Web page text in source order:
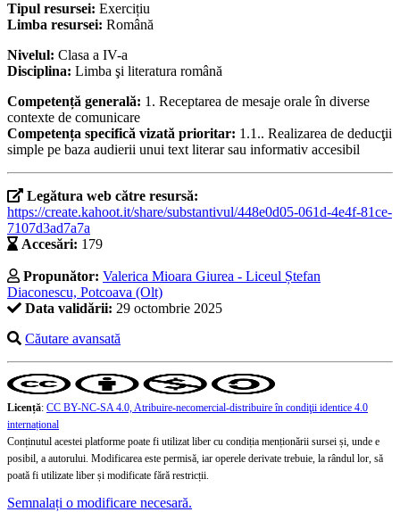
Tipul resursei: Exercițiu
Limba resursei: Română
Nivelul: Clasa a IV-a
Disciplina: Limba şi literatura română
Competență generală: 1. Receptarea de mesaje orale în diverse
contexte de comunicare
Competența specifică vizată prioritar: 1.1.. Realizarea de deducţii
simple pe baza audierii unui text literar sau informativ accesibil
Legătura web către resursă:
https://create.kahoot.it/share/substantivul/448e0d05-061d-4e4f-81ce-
7107d3ad7a7a
Accesări: 179
Propunător: Valerica Mioara Giurea - Liceul Ștefan
Diaconescu, Potcoava (Olt)
Data validării: 29 octombrie 2025
Căutare avansată
Licență: CC BY-NC-SA 4.0, Atribuire-necomercial-distribuire în condiţii identice 4.0
internațional
Conținutul acestei platforme poate fi utilizat liber cu condiția menționării sursei și, unde e
posibil, a autorului. Modificarea este permisă, iar operele derivate trebuie, la rândul lor, să
poată fi utilizate liber și modificate fără restricții.
Semnalați o modificare necesară.